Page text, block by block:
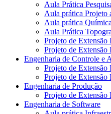
Aula Prática
Aula prática Projeto
Aula prática
Aula Prática
Projeto de
Projeto de
Engenharia de Controle e
Projeto de
Projeto de
Engenharia de Produção
Projeto de
Engenharia de Software